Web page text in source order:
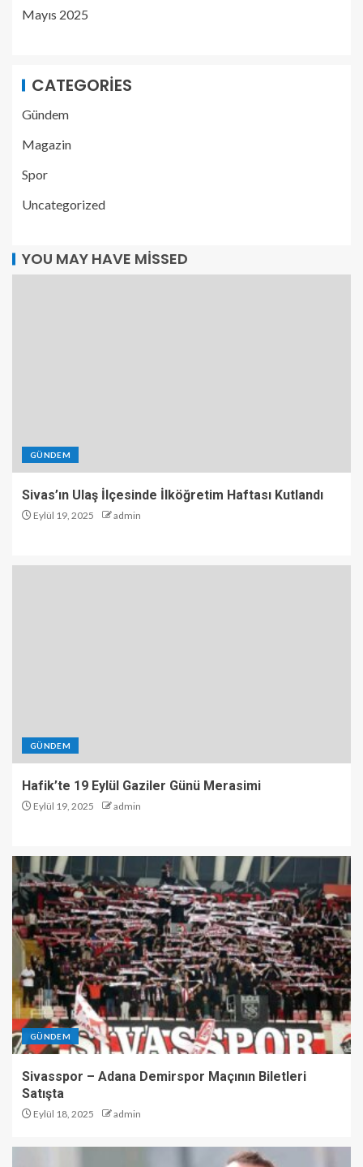
Mayıs 2025
CATEGORIES
Gündem
Magazin
Spor
Uncategorized
YOU MAY HAVE MISSED
GÜNDEM
Sivas’ın Ulaş İlçesinde İlköğretim Haftası Kutlandı
Eylül 19, 2025 admin
GÜNDEM
Hafik’te 19 Eylül Gaziler Günü Merasimi
Eylül 19, 2025 admin
GÜNDEM
Sivasspor – Adana Demirspor Maçının Biletleri
Satışta
Eylül 18, 2025 admin